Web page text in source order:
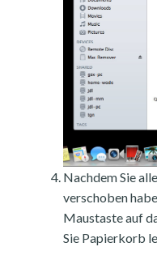
Nachdem Sie
verschoben
Maustaste auf
Sie Papierkorb